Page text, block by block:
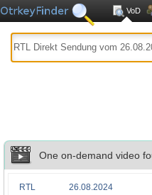
VoD
One on-demand video
RTL
26.08.2024